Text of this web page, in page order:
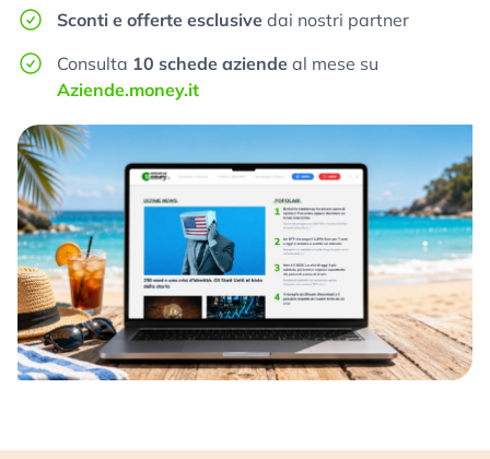
Sconti e offerte esclusive dai nostri partner
Consulta 10 schede aziende al mese su
Aziende.money.it